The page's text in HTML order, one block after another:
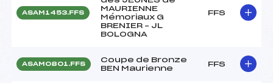
ASAM1453.FFS
MAURIENNE
Mémoriaux G
BRENIER – JL
BOLOGNA
FFS
ASAM0801.FFS
Coupe de Bronze
BEN Maurienne
FFS